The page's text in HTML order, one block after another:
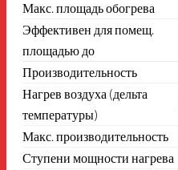
Макс. площадь обогрева
Эффективен для помещ.
площадью до
Производительность
Нагрев воздуха (дельта
температуры)
Макс. производительность
Ступени мощности нагрева